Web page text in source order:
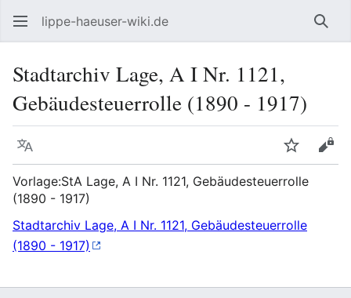
lippe-haeuser-wiki.de
Stadtarchiv Lage, A I Nr. 1121,
Gebäudesteuerrolle (1890 - 1917)
Sprache
Vorlage:StA Lage, A I Nr. 1121, Gebäudesteuerrolle
(1890 - 1917)
Stadtarchiv Lage, A I Nr. 1121, Gebäudesteuerrolle
(1890 - 1917)